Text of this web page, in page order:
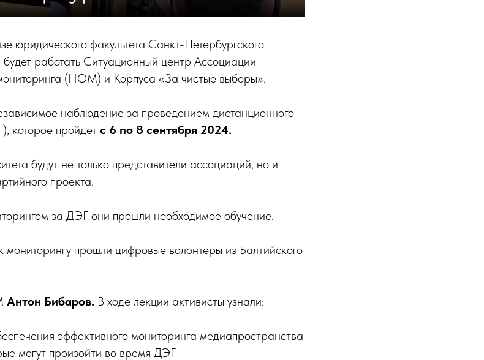
юридического факультета Санкт-Петербургского
будет работать Ситуационный центр Ассоциации
(НОМ) и Корпуса «За чистые выборы».
наблюдение за проведением дистанционного
которое пройдет с 6 по 8 сентября 2024.
будут не только представители ассоциаций, но и
проекта.
за ДЭГ они прошли необходимое обучение.
мониторингу прошли цифровые волонтеры из Балтийского
Антон Бибаров. В ходе лекции активисты узнали:
эффективного мониторинга медиапространства
могут произойти во время ДЭГ